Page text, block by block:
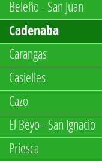
Beleño - San Juan
Cadenaba
Carangas
Casielles
Cazo
El Beyo - San Ignacio
Priesca